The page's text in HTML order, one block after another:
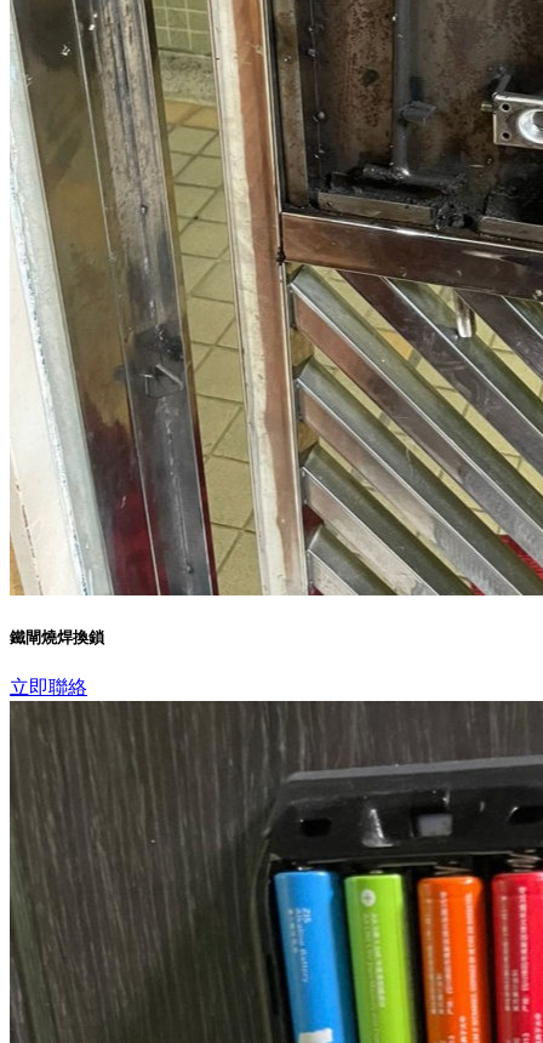
鐵閘燒焊換鎖
立即聯絡